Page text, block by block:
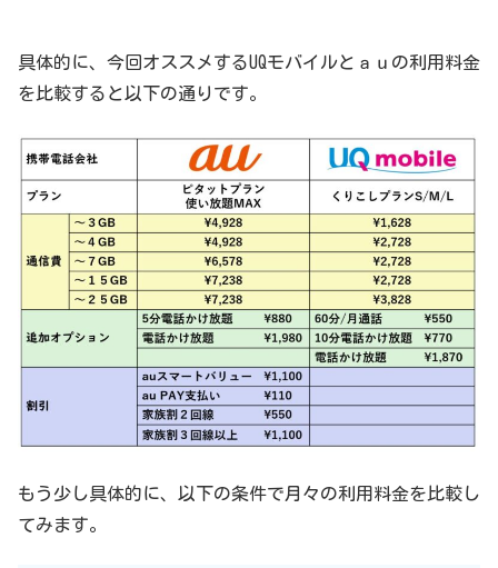
具体的に、今回オススメするUQモバイルとａｕの利用料金
を比較すると以下の通りです。
もう少し具体的に、以下の条件で月々の利用料金を比較し
てみます。